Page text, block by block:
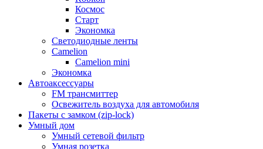
Космос
Старт
Экономка
Светодиодные ленты
Camelion
Camelion mini
Экономка
Автоаксессуары
FM трансмиттер
Освежитель воздуха для автомобиля
Пакеты с замком (zip-lock)
Умный дом
Умный сетевой фильтр
Умная розетка